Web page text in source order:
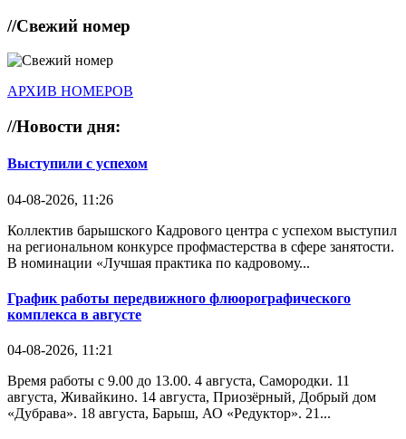
//Свежий номер
АРХИВ НОМЕРОВ
//Новости дня:
Выступили с успехом
04-08-2026, 11:26
Коллектив барышского Кадрового центра с успехом выступил
на региональном конкурсе профмастерства в сфере занятости.
В номинации «Лучшая практика по кадровому...
График работы передвижного флюорографического
комплекса в августе
04-08-2026, 11:21
Время работы с 9.00 до 13.00. 4 августа, Самородки. 11
августа, Живайкино. 14 августа, Приозёрный, Добрый дом
«Дубрава». 18 августа, Барыш, АО «Редуктор». 21...